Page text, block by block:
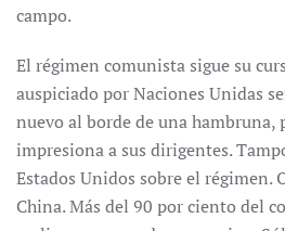
campo.
El régimen comunista sigue su
auspiciado por Naciones Unidas
nuevo al borde de una hambruna,
impresiona a sus dirigentes.
Estados Unidos sobre el régimen.
China. Más del 90 por ciento del